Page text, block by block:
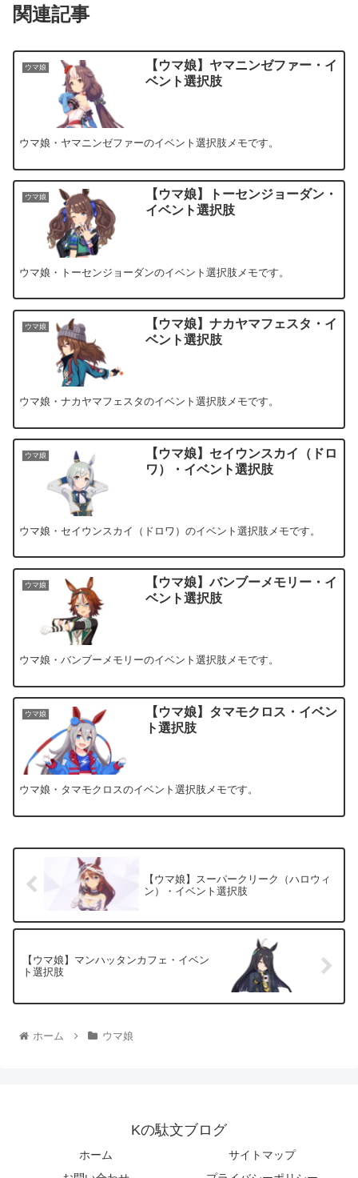
関連記事
ウマ娘
【ウマ娘】ヤマニンゼファー・イ
ベント選択肢
ウマ娘・ヤマニンゼファーのイベント選択肢メモです。
ウマ娘
【ウマ娘】トーセンジョーダン・
イベント選択肢
ウマ娘・トーセンジョーダンのイベント選択肢メモです。
ウマ娘
【ウマ娘】ナカヤマフェスタ・イ
ベント選択肢
ウマ娘・ナカヤマフェスタのイベント選択肢メモです。
ウマ娘
【ウマ娘】セイウンスカイ（ドロ
ワ）・イベント選択肢
ウマ娘・セイウンスカイ（ドロワ）のイベント選択肢メモです。
ウマ娘
【ウマ娘】バンブーメモリー・イ
ベント選択肢
ウマ娘・バンブーメモリーのイベント選択肢メモです。
ウマ娘
【ウマ娘】タマモクロス・イベン
ト選択肢
ウマ娘・タマモクロスのイベント選択肢メモです。
【ウマ娘】スーパークリーク（ハロウィ
ン）・イベント選択肢
【ウマ娘】マンハッタンカフェ・イベン
ト選択肢
ホーム ウマ娘
Kの駄文ブログ
ホーム
サイトマップ